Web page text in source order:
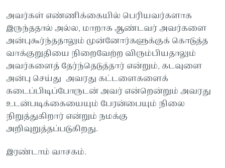
அவர்கள் எண்ணிக்கையில் பெரியவர்களாக
இருந்ததால் அல்ல, மாறாக ஆண்டவர் அவர்களை
அன்புகூர்ந்ததாலும் முன்னோர்களுக்குக் கொடுத்த
வாக்குறுதியை நிறைவேற்ற விரும்பியதாலும்
அவர்களைத் தேர்ந்தெடுத்தார் என்றும், கடவுளை
அன்பு செய்து அவரது கட்டளைகளைக்
கடைப்பிடிப்போருடன் அவர் என்றென்றும் அவரது
உடன்படிக்கையையும் பேரன்பையும் நிலை
நிறுத்துகிறார் என்றும் நமக்கு
அறிவுறுத்தப்படுகிறது.
இரண்டாம் வாசகம்.